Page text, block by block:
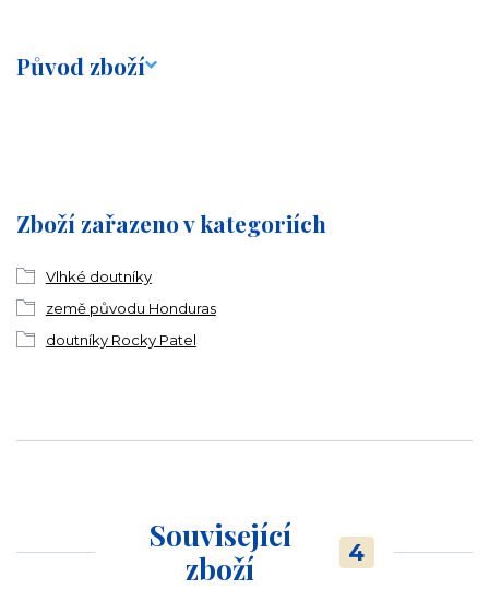
Původ zboží
Zboží zařazeno v kategoriích
Vlhké doutníky
země původu Honduras
doutníky Rocky Patel
Související
zboží
4